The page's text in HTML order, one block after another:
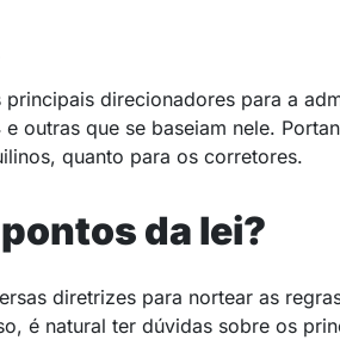
direcionadores para a
outras que se baseiam nele.
quanto para os corretores.
da lei?
diretrizes para nortear as
é natural ter dúvidas sobre os